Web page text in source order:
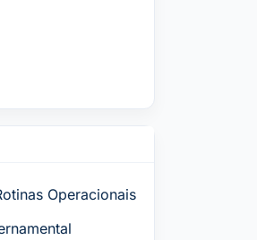
Operacionais